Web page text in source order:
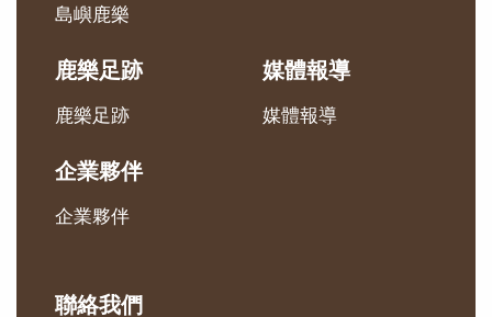
島嶼鹿樂
鹿樂足跡
鹿樂足跡
媒體報導
媒體報導
企業夥伴
企業夥伴
聯絡我們